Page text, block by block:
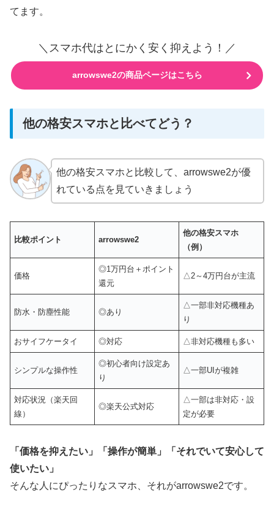
てます。
＼スマホ代はとにかく安く抑えよう！／
arrowswe2の商品ページはこちら
他の格安スマホと比べてどう？
他の格安スマホと比較して、arrowswe2が優
れている点を見ていきましょう
比較ポイント arrowswe2
他の格安スマホ
（例）
価格
◎1万円台＋ポイント
還元
△2～4万円台が主流
防水・防塵性能 ◎あり
△一部非対応機種あ
り
おサイフケータイ ◎対応 △非対応機種も多い
シンプルな操作性
◎初心者向け設定あ
り
△一部UIが複雑
対応状況（楽天回
線）
◎楽天公式対応
△一部は非対応・設
定が必要
「価格を抑えたい」「操作が簡単」「それでいて安心して
使いたい」
そんな人にぴったりなスマホ、それがarrowswe2です。